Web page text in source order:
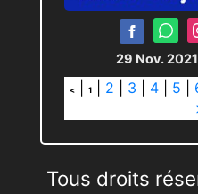
29 Nov. 2021
<| 1| 2 3 4| 5
Tous droits